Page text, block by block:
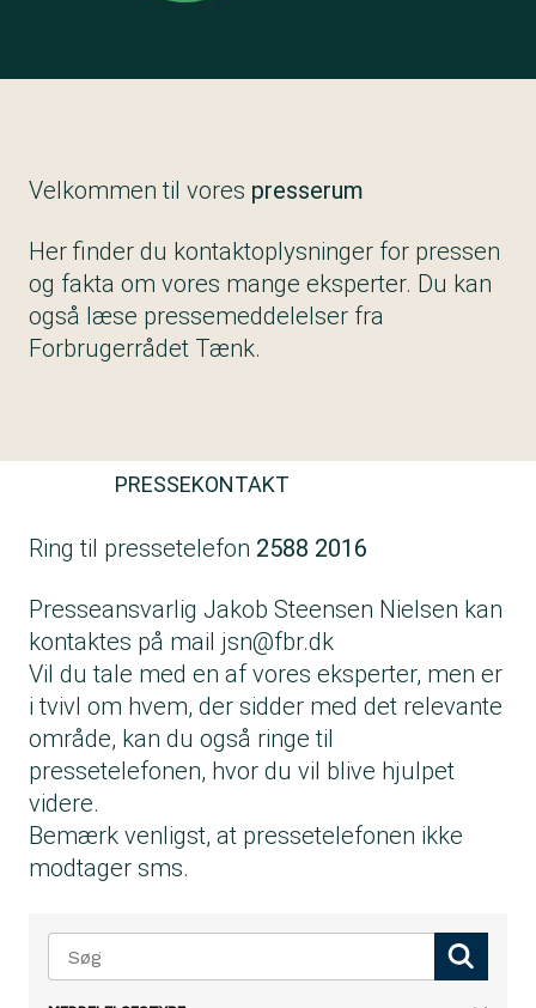
Velkommen til vores presserum
Her finder du kontaktoplysninger for pressen
og fakta om vores mange eksperter. Du kan
også læse pressemeddelelser fra
Forbrugerrådet Tænk.
PRESSEKONTAKT
Ring til pressetelefon 2588 2016
Presseansvarlig Jakob Steensen Nielsen kan
kontaktes på mail jsn@fbr.dk
Vil du tale med en af vores eksperter, men er
i tvivl om hvem, der sidder med det relevante
område, kan du også ringe til
pressetelefonen, hvor du vil blive hjulpet
videre.
Bemærk venligst, at pressetelefonen ikke
modtager sms.